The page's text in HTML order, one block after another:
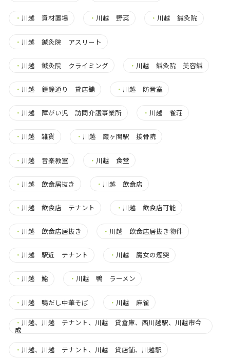
・ 川越 資材置場 ・ 川越 野菜 ・ 川越 鍼灸院
・ 川越 鍼灸院 アスリート
・ 川越 鍼灸院 クライミング ・ 川越 鍼灸院 美容鍼
・ 川越 鐘鐘通り 貸店舗 ・ 川越 防音室
・ 川越 障がい児 訪問介護事業所 ・ 川越 雀荘
・ 川越 雑貨 ・ 川越 霞ヶ関駅 接骨院
・ 川越 音楽教室 ・ 川越 食堂
・ 川越 飲食居抜き ・ 川越 飲食店
・ 川越 飲食店 テナント ・ 川越 飲食店可能
・ 川越 飲食店居抜き ・ 川越 飲食店居抜き物件
・ 川越 駅近 テナント ・ 川越 魔女の煙突
・ 川越 鮨 ・ 川越 鴨 ラーメン
・ 川越 鴨だし中華そば ・ 川越 麻雀
・ 川越、川越 テナント、川越 貸倉庫、西川越駅、川越市今
成
・ 川越、川越 テナント、川越 貸店舗、川越駅